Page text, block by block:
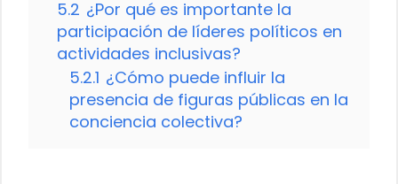
5.2 ¿Por qué es importante la
participación de líderes políticos en
actividades inclusivas?
5.2.1 ¿Cómo puede influir la
presencia de figuras públicas en la
conciencia colectiva?